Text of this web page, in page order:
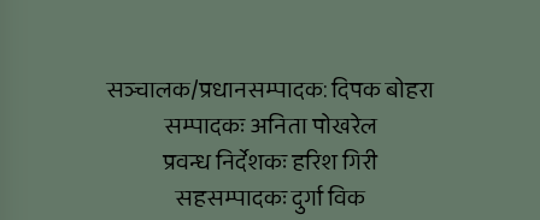
सञ्चालक/प्रधानसम्पादक: दिपक बोहरा
सम्पादकः अनिता पोखरेल
प्रवन्ध निर्देशकः हरिश गिरी
सहसम्पादकः दुर्गा विक